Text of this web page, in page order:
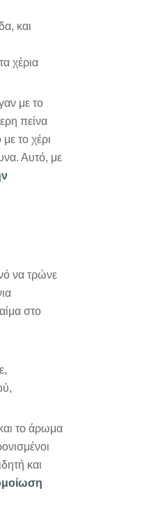
και
χέρια
με το
πείνα
το χέρι
Αυτό, με
να τρώνε
στο
το άρωμα
και